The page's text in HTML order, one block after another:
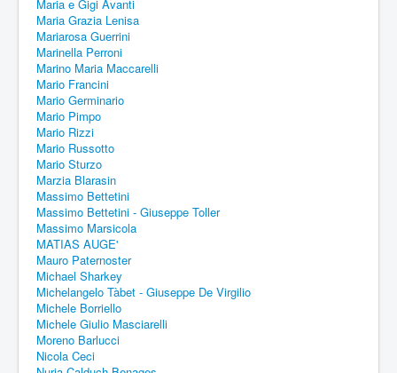
Maria e Gigi Avanti
Maria Grazia Lenisa
Mariarosa Guerrini
Marinella Perroni
Marino Maria Maccarelli
Mario Francini
Mario Germinario
Mario Pimpo
Mario Rizzi
Mario Russotto
Mario Sturzo
Marzia Blarasin
Massimo Bettetini
Massimo Bettetini - Giuseppe Toller
Massimo Marsicola
MATIAS AUGE'
Mauro Paternoster
Michael Sharkey
Michelangelo Tàbet - Giuseppe De Virgilio
Michele Borriello
Michele Giulio Masciarelli
Moreno Barlucci
Nicola Ceci